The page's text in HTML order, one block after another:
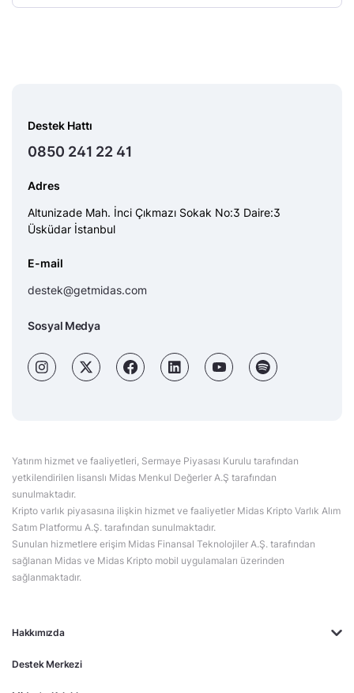
Hakkımızda
Destek Merkezi
Destek Hattı
0850 241 22 41
Adres
Altunizade Mah. İnci Çıkmazı Sokak No:3 Daire:3
Üsküdar İstanbul
E-mail
destek@getmidas.com
Sosyal Medya
Yatırım hizmet ve faaliyetleri, Sermaye Piyasası Kurulu tarafından
yetkilendirilen lisanslı Midas Menkul Değerler A.Ş tarafından
sunulmaktadır.
Kripto varlık piyasasına ilişkin hizmet ve faaliyetler Midas Kripto Varlık Alım
Satım Platformu A.Ş. tarafından sunulmaktadır.
Sunulan hizmetlere erişim Midas Finansal Teknolojiler A.Ş. tarafından
sağlanan Midas ve Midas Kripto mobil uygulamaları üzerinden
sağlanmaktadır.